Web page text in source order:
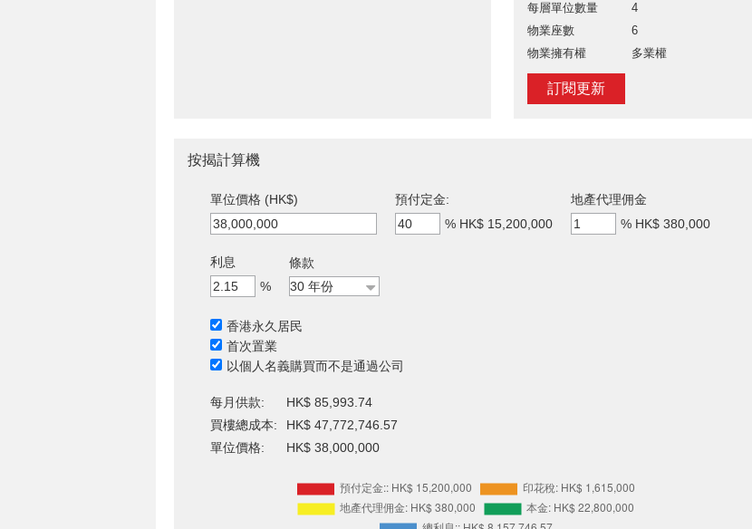
每層單位數量
4
物業座數
6
物業擁有權
多業權
訂閱更新
按揭計算機
單位價格 (HK$)
預付定金:
% HK$ 15,200,000
地產代理佣金
% HK$ 380,000
利息
%
條款
香港永久居民
首次置業
以個人名義購買而不是通過公司
每月供款:
HK$ 85,993.74
買樓總成本:
HK$ 47,772,746.57
單位價格:
HK$ 38,000,000